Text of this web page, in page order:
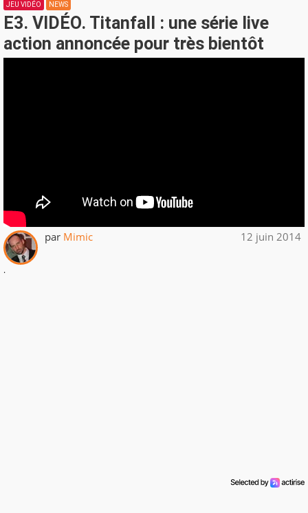
JEU VIDÉO NEWS
E3. VIDÉO. Titanfall : une série live
action annoncée pour très bientôt
par Mimic 12 juin 2014
.